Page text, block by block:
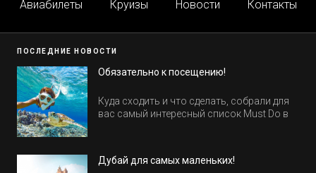
Авиабилеты
Круизы Новости Контакты
ПОСЛЕДНИЕ НОВОСТИ
Обязательно к посещению!
Куда сходить и что сделать, собрали для
вас самый интересный список Must Do в
Дубай для самых маленьких!